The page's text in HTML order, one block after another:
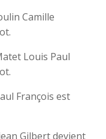
Camille
Louis Paul
François est
Gilbert devient